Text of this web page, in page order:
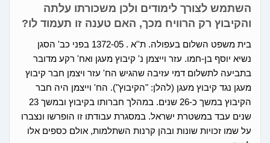
השתמש לצורך לימודים ולכן משכורתו עלתה
והקיבוץ רק הרוויח מכך, האם טענה זו תעמוד לו?
בית משפט השלום בעפולה. ת''א . 1372-05 בפני כב' הסגן
נשיא יוסף בן-חמו. עזר וייצמן נ' קיבוץ מעגן ואח' רקע מדובר
בתביעה לתשלום דמי עזיבה שהגיש הח' עזר ויצמן חבר קיבוץ
מעגן נגד קיבוץ מעגן (להלן: "הקיבוץ"). הח' וייצמן היה חבר
הקיבוץ במשך כ-26 שנים. במהלך חברותו בקיבוץ ובמשך 23
שנים עבד במשטרת ישראל. במסגרת עבודתו זו הופרשו ונצברו
על שמו זכויות שונות ובהן קרנות השתלמות, אולם כספים אלו